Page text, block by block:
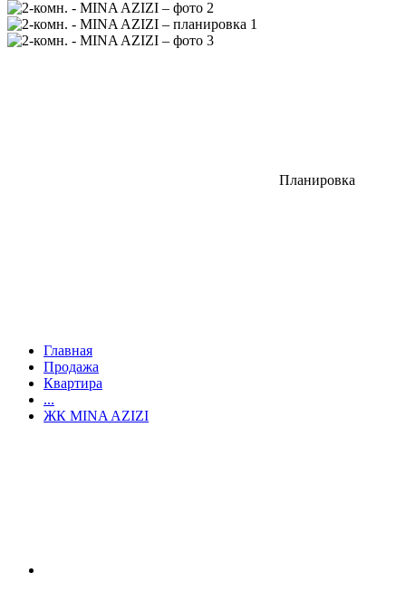
Планировка
Главная
Продажа
Квартира
...
ЖК MINA AZIZI